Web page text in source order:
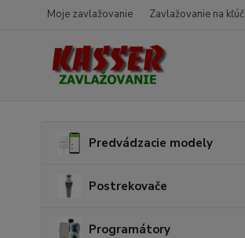
Moje zavlažovanie Zavlažovanie na kľúč
Predvádzacie modely
Postrekovače
Programátory